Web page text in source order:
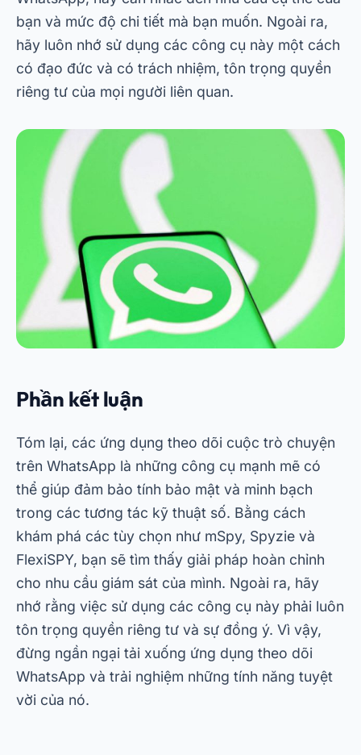
tôn trọng quyền riêng tư và sự đồng ý. Vì vậy,
đừng ngần ngại tải xuống ứng dụng theo dõi
WhatsApp và trải nghiệm những tính năng tuyệt
vời của nó.
Quảng cáo - SpotAds
Curtiu? Compartilha aí! 👇
Ứng dụng phát hiện cá trên điện thoại di
động của bạn
Hướng dẫn đầy đủ về đơn xin thuế thu
nhập năm 2024